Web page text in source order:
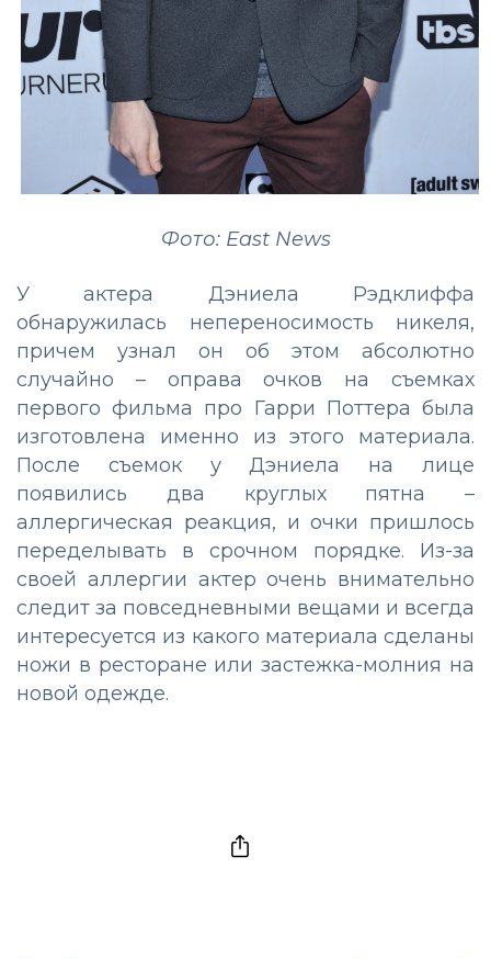
Фото: East News
У актера Дэниела Рэдклиффа
обнаружилась непереносимость никеля,
причем узнал он об этом абсолютно
случайно – оправа очков на съемках
первого фильма про Гарри Поттера была
изготовлена именно из этого материала.
После съемок у Дэниела на лице
появились два круглых пятна –
аллергическая реакция, и очки пришлось
переделывать в срочном порядке. Из-за
своей аллергии актер очень внимательно
следит за повседневными вещами и всегда
интересуется из какого материала сделаны
ножи в ресторане или застежка-молния на
новой одежде.